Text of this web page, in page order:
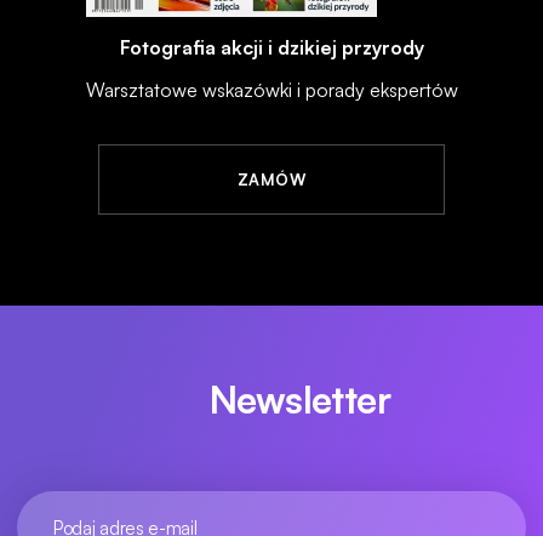
Fotografia akcji i dzikiej przyrody
Warsztatowe wskazówki i porady ekspertów
ZAMÓW
Newsletter